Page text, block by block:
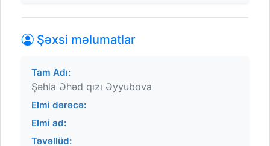
Şəxsi məlumatlar
Tam Adı:
Şəhla Əhəd qızı Əyyubova
Elmi dərəcə:
Elmi ad:
Təvəllüd: